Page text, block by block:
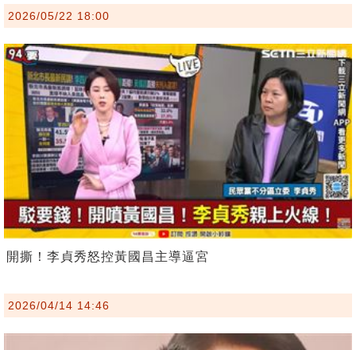
2026/05/22 18:00
開撕！李貞秀怒控黃國昌主導逼宮
2026/04/14 14:46